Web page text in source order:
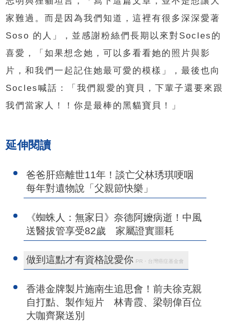
家難過。而是因為我們知道，這裡有很多深深愛著
Soso 的人」，並感謝粉絲們長期以來對 Socles 的
喜愛，「如果想念她，可以多看看她的照片與影
片，和我們一起記住她最可愛的模樣」，最後也向
Socles喊話：「我們親愛的寶貝，下輩子還要來跟
我們當家人！！你是最棒的黑貓寶貝！」
延伸閱讀
爸爸肝癌離世11年！談亡父林琇琪哽咽
每年對遺物說「父親節快樂」
《蜘蛛人：無家日》奈德阿嬤病逝！中風
送醫拔管享受82歲 家屬證實噩耗
做到這點才有資格說愛你 PR・台灣癌症基金會
香港金牌製片施南生追思會！前夫徐克親
自打點、製作短片 林青霞、梁朝偉百位
大咖齊聚送別